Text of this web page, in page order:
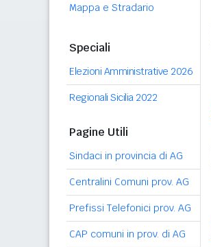
Mappa e Stradario
Speciali
Elezioni Amministrative 2026
Regionali Sicilia 2022
Pagine Utili
Sindaci in provincia di AG
Centralini Comuni prov. AG
Prefissi Telefonici prov. AG
CAP comuni in prov. di AG